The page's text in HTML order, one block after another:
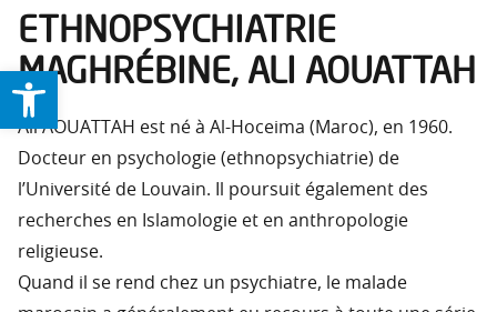
Ouvrir la barre d’outils
ETHNOPSYCHIATRIE
MAGHRÉBINE, ALI AOUATTAH
Ali AOUATTAH est né à Al-Hoceima (Maroc), en 1960.
Docteur en psychologie (ethnopsychiatrie) de
l’Université de Louvain. Il poursuit également des
recherches en Islamologie et en anthropologie
religieuse.
Quand il se rend chez un psychiatre, le malade